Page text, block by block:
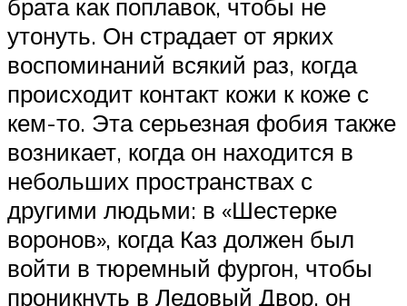
брата как поплавок, чтобы не
утонуть. Он страдает от ярких
воспоминаний всякий раз, когда
происходит контакт кожи к коже с
кем-то. Эта серьезная фобия также
возникает, когда он находится в
небольших пространствах с
другими людьми: в «Шестерке
воронов», когда Каз должен был
войти в тюремный фургон, чтобы
проникнуть в Ледовый Двор, он